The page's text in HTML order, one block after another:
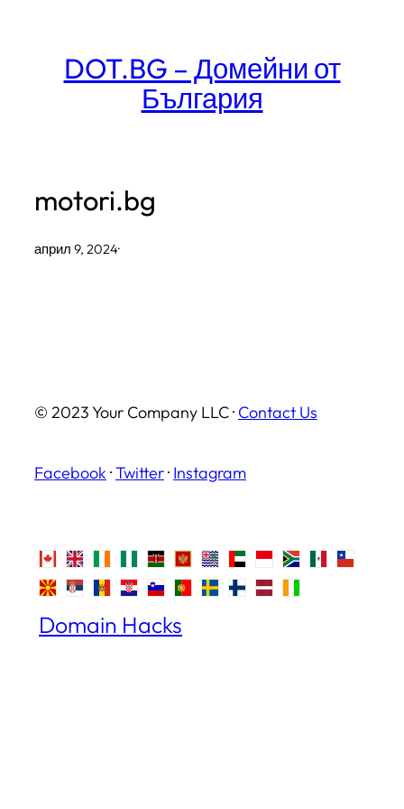
DOT.BG – Домейни от
България
motori.bg
април 9, 2024·
© 2023 Your Company LLC · Contact Us
Facebook ·Twitter· Instagram
Domain Hacks